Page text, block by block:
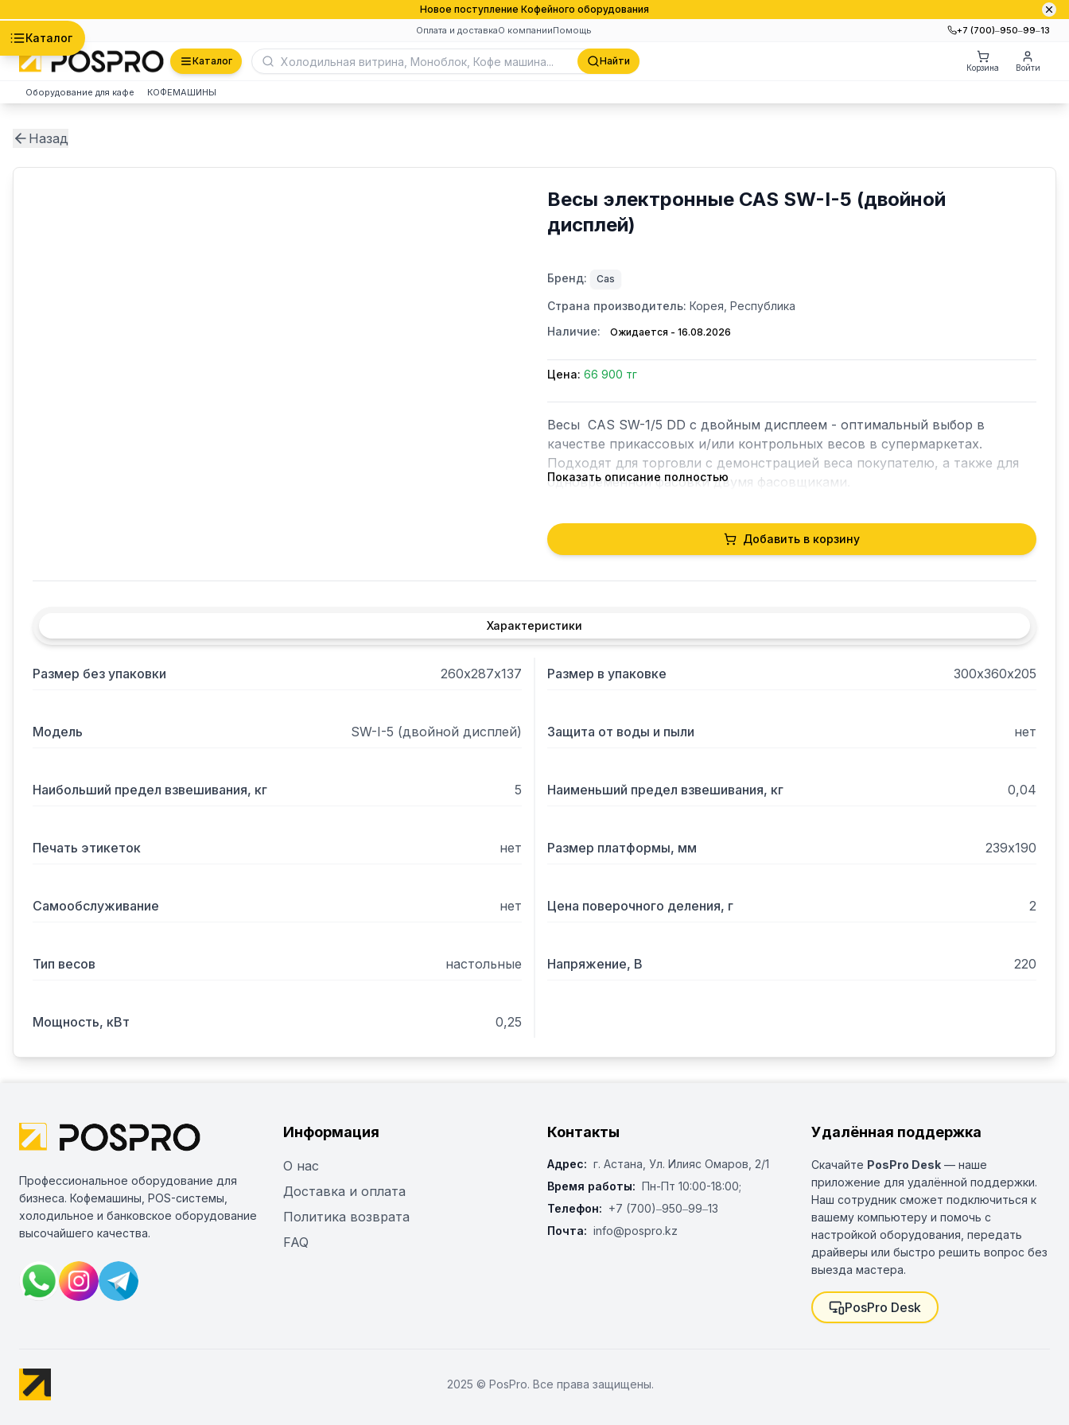
Новое поступление Кофейного оборудования
Оплата и доставкаО компанииПомощь +7 (700)‒950‒99‒13
Каталог
Каталог Найти
Корзина Войти
Оборудование для кафе КОФЕМАШИНЫ
Назад
Весы электронные CAS SW-I-5 (двойной
дисплей)
Бренд: Cas
Страна производитель: Корея, Республика
Наличие:
Ожидается - 16.08.2026
Цена: 66 900 тг
Весы  CAS SW-1/5 DD с двойным дисплеем - оптимальный выбор в
качестве прикассовых и/или контрольных весов в супермаркетах.
Подходят для торговли с демонстрацией веса покупателю, а также для
одновременной фасовки двумя фасовщиками.
Класс точности – средний.
Режимы: Усреднение показаний;
Особенности:
Комбинированное питание от сети и от батареек
Диапазон уравновешивания тары: 50% Max.
Показать описание полностью
Добавить в корзину
Характеристики
Размер без упаковки 260х287х137 Размер в упаковке 300х360х205
Модель SW-I-5 (двойной дисплей) Защита от воды и пыли нет
Наибольший предел взвешивания, кг 5 Наименьший предел взвешивания, кг 0,04
Печать этикеток нет Размер платформы, мм 239х190
Самообслуживание нет Цена поверочного деления, г 2
Тип весов настольные Напряжение, В 220
Мощность, кВт 0,25
Профессиональное оборудование для
бизнеса. Кофемашины, POS-системы,
холодильное и банковское оборудование
высочайшего качества.
Информация
О нас
Доставка и оплата
Политика возврата
FAQ
Контакты
Адрес: г. Астана, ​Ул. Илияс Омаров, 2/1
Время работы: Пн-Пт 10:00-18:00;
Телефон: +7 (700)‒950‒99‒13
Почта: info@pospro.kz
Удалённая поддержка
Скачайте PosPro Desk — наше
приложение для удалённой поддержки.
Наш сотрудник сможет подключиться к
вашему компьютеру и помочь с
настройкой оборудования, передать
драйверы или быстро решить вопрос без
выезда мастера.
PosPro Desk
2025 © PosPro. Все права защищены.